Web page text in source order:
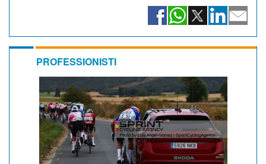
PROFESSIONISTI